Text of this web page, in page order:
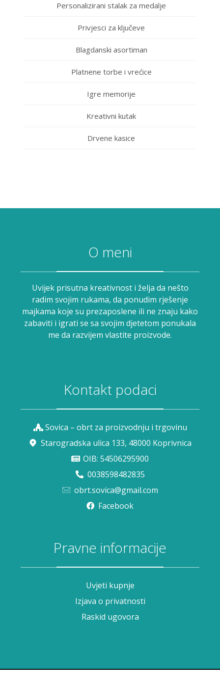
Personalizirani stalak za medalje
Privjesci za ključeve
Blagdanski asortiman
Platnene torbe i vrećice
Igre memorije
Kreativni kutak
Drvene kasice
O meni
Uvijek prisutna kreativnost i želja da nešto
radim svojim rukama, da ponudim rješenje
majkama koje su prezaposlene ili ne znaju kako
zabaviti i igrati se sa svojim djetetom ponukala
me da razvijem vlastite proizvode.
Kontakt podaci
Sovica – obrt za proizvodnju i trgovinu
Starogradska ulica 133, 48000 Koprivnica
OIB: 54506295900
0038598482835
obrt.sovica@gmail.com
Facebook
Pravne informacije
Uvjeti kupnje
Izjava o privatnosti
Raskid ugovora